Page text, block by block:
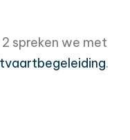
spreken we met
.